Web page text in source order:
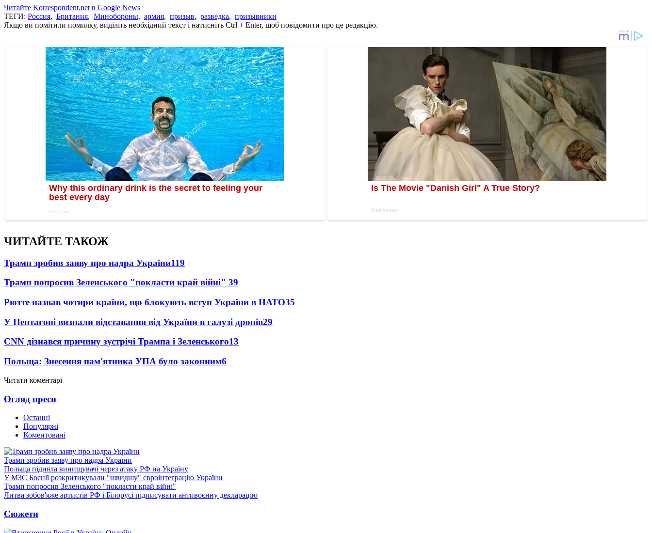
Читайте Korrespondent.net в Google News
ТЕГИ: Россия, Британия, Минобороны, армия, призыв, разведка, призывники
Якщо ви помітили помилку, виділіть необхідний текст і натисніть Ctrl + Enter, щоб повідомити про це редакцію.
ЧИТАЙТЕ ТАКОЖ
Трамп зробив заяву про надра України119
Трамп попросив Зеленського "покласти край війні" 39
Рютте назвав чотири країни, що блокують вступ України в НАТО35
У Пентагоні визнали відставання від України в галузі дронів29
CNN дізнався причину зустрічі Трампа і Зеленського13
Польща: Знесення пам'ятника УПА було законним6
Читати коментарі
Огляд преси
Останні
Популярні
Коментовані
Трамп зробив заяву про надра України
Польща підняла винищувачі через атаку РФ на Україну
У МЗС Боснії розкритикували "швидшу" євроінтеграцію України
Трамп попросив Зеленського "покласти край війні"
Литва зобов'яже артистів РФ і Білорусі підписувати антивоєнну декларацію
Сюжети